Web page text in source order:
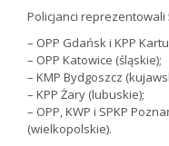
Policjanci reprezentowali
– OPP Gdańsk i KPP
– OPP Katowice (śląskie);
– KMP Bydgoszcz
– KPP Żary (lubuskie);
– OPP, KWP i SPKP
(wielkopolskie).